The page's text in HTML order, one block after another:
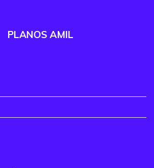
PLANOS AMIL